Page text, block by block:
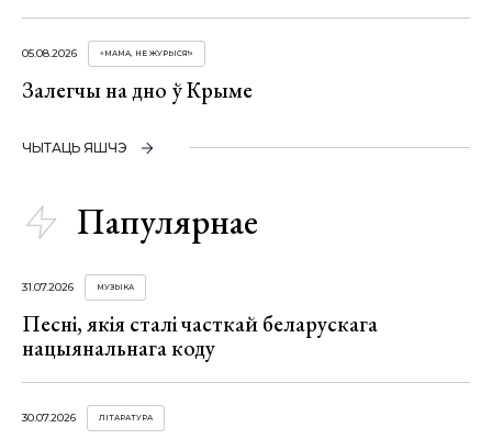
05.08.2026 «МАМА, НЕ ЖУРЫСЯ!»
Залегчы на дно ў Крыме
ЧЫТАЦЬ ЯШЧЭ
Папулярнае
31.07.2026 МУЗЫКА
Песні, якія сталі часткай беларускага
нацыянальнага коду
30.07.2026 ЛІТАРАТУРА